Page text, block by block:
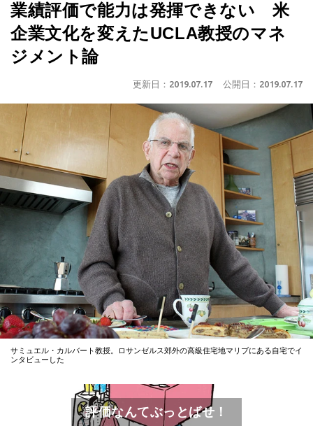
業績評価で能力は発揮できない 米
企業文化を変えたUCLA教授のマネ
ジメント論
更新日： 2019.07.17 公開日： 2019.07.17
サミュエル・カルバート教授。ロサンゼルス郊外の高級住宅地マリブにある自宅でイ
ンタビューした
評価なんてぶっとばせ！